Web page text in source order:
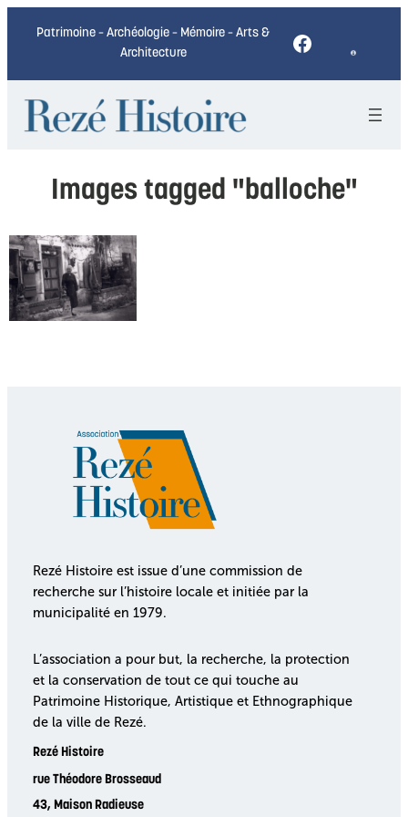
Patrimoine – Archéologie – Mémoire – Arts &
Architecture
Facebook
Images tagged "balloche"
Rezé Histoire est issue d’une commission de
recherche sur l’histoire locale et initiée par la
municipalité en 1979.
L’association a pour but, la recherche, la protection
et la conservation de tout ce qui touche au
Patrimoine Historique, Artistique et Ethnographique
de la ville de Rezé.
Rezé Histoire
rue Théodore Brosseaud
43, Maison Radieuse